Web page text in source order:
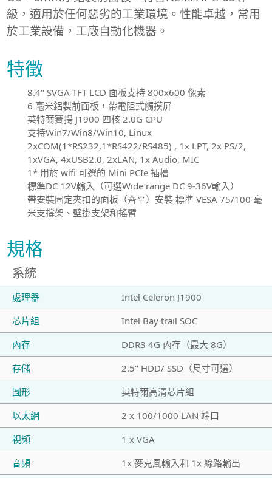
級，適用於任何惡劣的工業環境。性能卓越，常用
於工業設備，工廠自動化機器。
特徵
8.4" SVGA TFT LCD 面板支持 800x600 像素
6 毫米鋁製前面板，帶電阻式觸摸屏
英特爾賽揚 J1900 四核 2.0G CPU
支持Win7/Win8/Win10, Linux
2xCOM(1*RS232,1*RS422/RS485) , 1x LPT, 2x PS/2,
1xVGA, 4xUSB2.0, 2xLAN, 1x Audio, MIC
1* 用於 wifi 可選的 Mini PCIe 插槽
標準DC 12V輸入（可選Wide range DC 9-36V輸入）
帶安裝固定夾扣的面板（齊平）安裝 標準 VESA 75/100 毫
米支撐架、壁掛支架和搖臂
規格
系統
處理器
Intel Celeron J1900
芯片組
Intel Bay trail SOC
內存
DDR3 4G 內存（最大 8G）
存儲
2.5" HDD/ SSD（尺寸可選）
圖形
英特爾高清芯片組
以太網
2 x 100/1000 LAN 端口
視頻
1 x VGA
音頻
1x 麥克風輸入和 1x 線路輸出